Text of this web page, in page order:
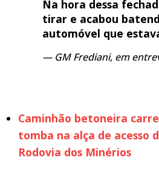
Na hora dessa
tirar e acabou
automóvel que
GM Frediani, em
Caminhão betoneira
tomba na alça de acesso
Rodovia dos Minérios